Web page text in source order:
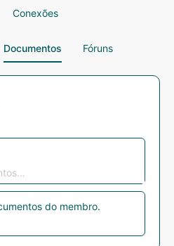
Conexões
Documentos Fóruns
do membro.